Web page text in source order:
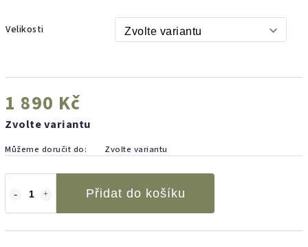
Velikosti
1 890 Kč
Zvolte variantu
Můžeme doručit do: Zvolte variantu
Přidat do košíku